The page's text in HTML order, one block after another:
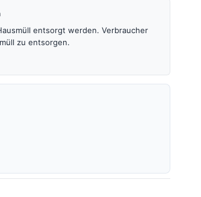
entsorgt werden. Verbraucher
zu entsorgen.